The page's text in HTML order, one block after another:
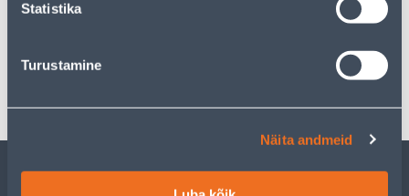
Statistika
Turustamine
Näita andmeid